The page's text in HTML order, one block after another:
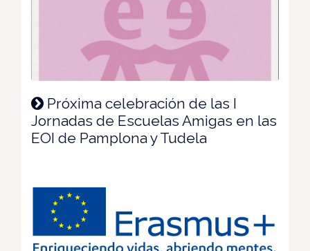
Próxima celebración de las I
Jornadas de Escuelas Amigas en las
EOI de Pamplona y Tudela